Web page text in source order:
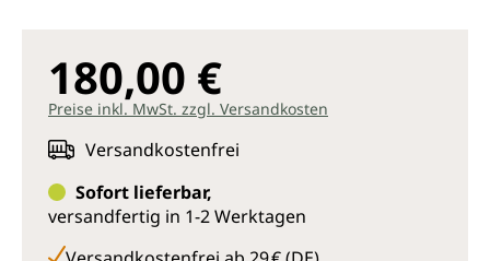
Allein der Umfang von über 1.800 Einzelmittel-
Beschreibungen machen das Werk zu einer
Enzyklopädie. Alte Bekannte wie Lycopodium oder
Thuja erscheinen in neuem Licht. Jedoch eröffnet sich
pflanzlichen Mitteln.
180,00 €
Preise inkl. MwSt. zzgl. Versandkosten
Versandkostenfrei
Sofort lieferbar,
versandfertig in 1-2 Werktagen